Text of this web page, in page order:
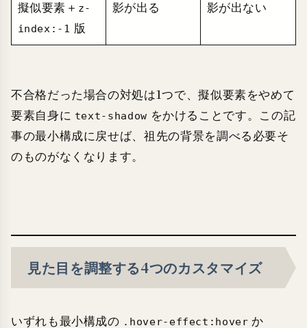
擬似要素＋ z-
index:-1 版
影が出る 影が出ない
不合格だった場合の対処は1つで、擬似要素をやめて
要素自身に text-shadow をかけることです。この記
事の最小構成に戻せば、祖先の背景を調べる必要そ
のものがなくなります。
見た目を調整する4つのカスタマイズ
いずれも最小構成の .hover-effect:hover か